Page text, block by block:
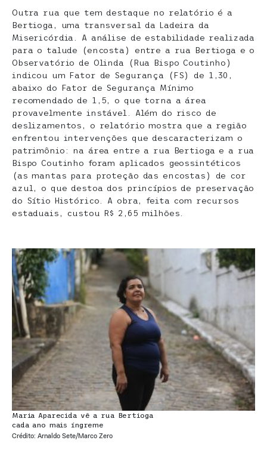
Outra rua que tem destaque no relatório é a
Bertioga, uma transversal da Ladeira da
Misericórdia. A análise de estabilidade realizada
para o talude (encosta) entre a rua Bertioga e o
Observatório de Olinda (Rua Bispo Coutinho)
indicou um Fator de Segurança (FS) de 1,30,
abaixo do Fator de Segurança Mínimo
recomendado de 1,5, o que torna a área
provavelmente instável. Além do risco de
deslizamentos, o relatório mostra que a região
enfrentou intervenções que descaracterizam o
patrimônio: na área entre a rua Bertioga e a rua
Bispo Coutinho foram aplicados geossintéticos
(as mantas para proteção das encostas) de cor
azul, o que destoa dos princípios de preservação
do Sítio Histórico. A obra, feita com recursos
estaduais, custou R$ 2,65 milhões.
Maria Aparecida vê a rua Bertioga
cada ano mais íngreme
Crédito: Arnaldo Sete/Marco Zero